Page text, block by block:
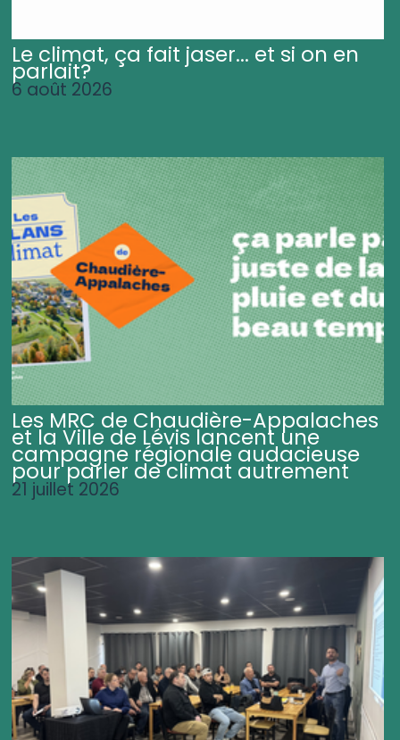
Le climat, ça fait jaser... et si on en
parlait?
6 août 2026
Les MRC de Chaudière-Appalaches
et la Ville de Lévis lancent une
campagne régionale audacieuse
pour parler de climat autrement
21 juillet 2026